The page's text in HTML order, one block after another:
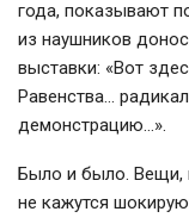
года, показывают
из наушников
выставки: «Вот
Равенства…
демонстрацию…».
Было и было. Вещи,
не кажутся